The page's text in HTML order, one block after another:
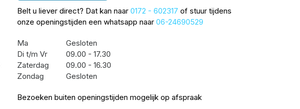
Belt u liever direct? Dat kan naar 0172 - 602317 of stuur tijdens
onze openingstijden een whatsapp naar 06-24690529
Ma
Gesloten
Di t/m Vr
09.00 - 17.30
Zaterdag
09.00 - 16.30
Zondag
Gesloten
Bezoeken buiten openingstijden mogelijk op afspraak